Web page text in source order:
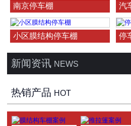
南京停车棚 汽
小区膜结构停车棚 停
新闻资讯 NEWS
热销产品 HOT